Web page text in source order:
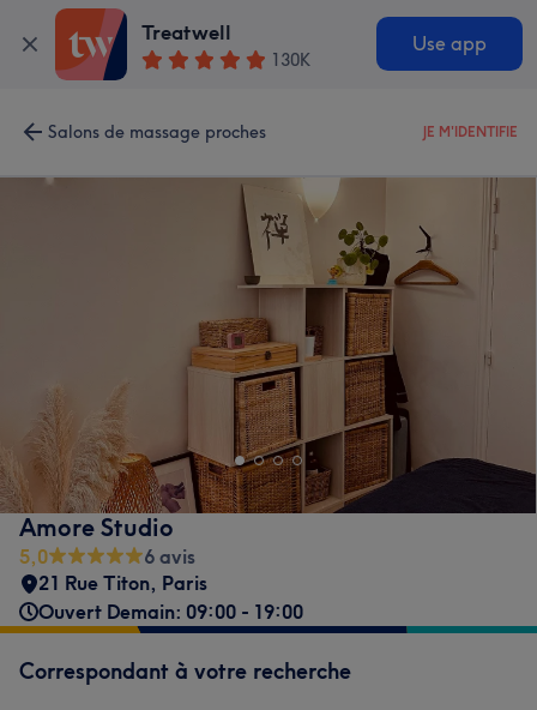
Treatwell
130K
Use app
Salons de massage proches JE M'IDENTIFIE
Amore Studio
5,0
6 avis
21 Rue Titon, Paris
Ouvert Demain: 09:00 - 19:00
Correspondant à votre recherche